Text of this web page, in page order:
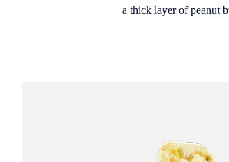
a thick layer of peanut